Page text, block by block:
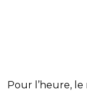
Pour l’heure,